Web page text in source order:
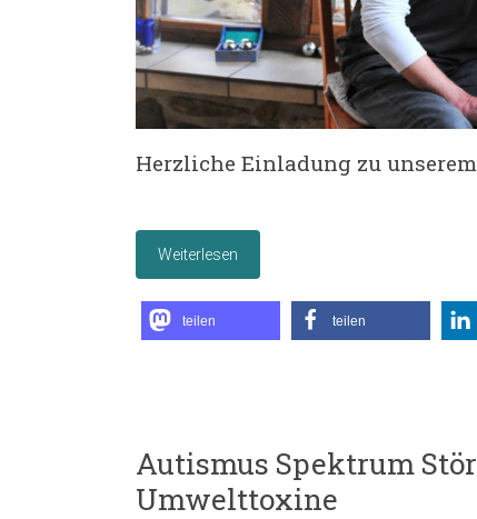
Herzliche Einladung zu
Weiterlesen
teilen teilen
Autismus Spektrum
Umwelttoxine